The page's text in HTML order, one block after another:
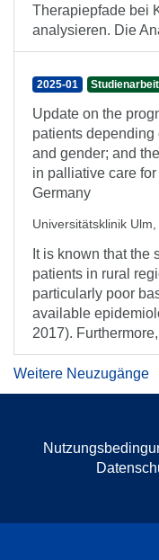
Therapiepfade bei
analysieren. Die
2025-01 Studienarbeit
Update on the
patients depending
and gender; and
in palliative care
Germany
Universitätsklinik
It is known that the
patients in rural
particularly poor
available
2017). Furthermore,
Weitere Neuzugänge